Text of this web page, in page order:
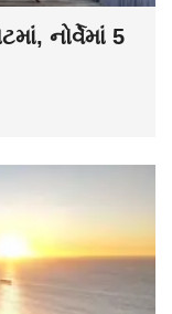
નોર્વેમાં 5